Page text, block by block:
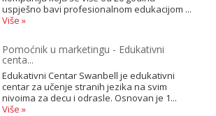
uspješno bavi profesionalnom edukacijom ...
Više »
Pomoćnik u marketingu - Edukativni
centa...
Edukativni Centar Swanbell je edukativni
centar za učenje stranih jezika na svim
nivoima za decu i odrasle. Osnovan je 1...
Više »